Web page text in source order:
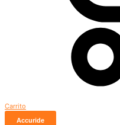
Carrito
Accuride